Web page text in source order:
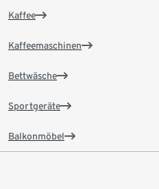
Kaffee
Kaffeemaschinen
Bettwäsche
Sportgeräte
Balkonmöbel